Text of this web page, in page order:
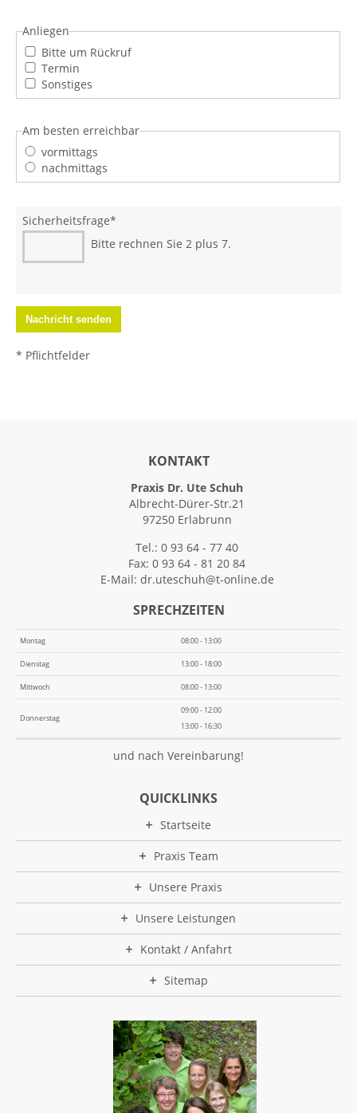
Anliegen
Bitte um Rückruf
Termin
Sonstiges
Am besten erreichbar
vormittags
nachmittags
Sicherheitsfrage*
Bitte rechnen Sie 2 plus 7.
* Pflichtfelder
KONTAKT
Praxis Dr. Ute Schuh
Albrecht-Dürer-Str.21
97250 Erlabrunn
Tel.: 0 93 64 - 77 40
Fax: 0 93 64 - 81 20 84
E-Mail: dr.uteschuh@t-online.de
SPRECHZEITEN
Montag 08:00 - 13:00
Dienstag 13:00 - 18:00
Mittwoch 08:00 - 13:00
Donnerstag
09:00 - 12:00
13:00 - 16:30
und nach Vereinbarung!
QUICKLINKS
Startseite
Praxis Team
Unsere Praxis
Unsere Leistungen
Kontakt / Anfahrt
Sitemap